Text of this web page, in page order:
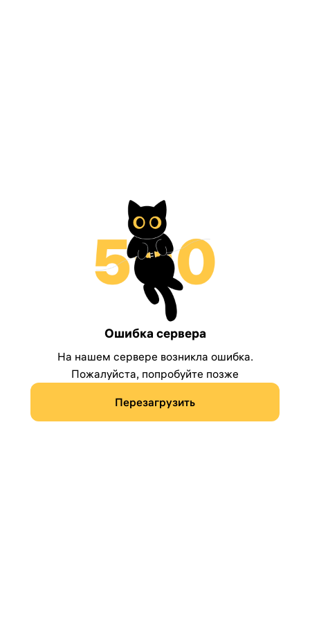
Ошибка сервера
На нашем сервере возникла ошибка.
Пожалуйста, попробуйте позже
Перезагрузить